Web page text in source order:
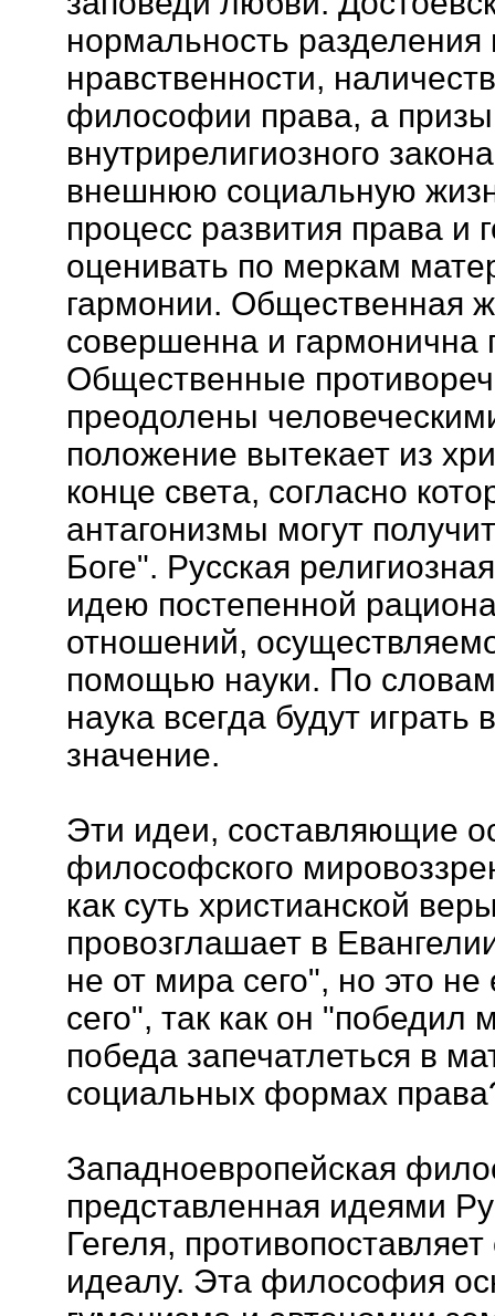
нормальность разделения
нравственности,
философии права, а
внутрирелигиозного
внешнюю социальную
процесс развития права и
оценивать по меркам
гармонии. Общественная
совершенна и гармонична
Общественные
преодолены
положение вытекает из
конце света, согласно
антагонизмы могут
Боге". Русская
идею постепенной
отношений,
помощью науки. По словам
наука всегда будут играть
значение.
Эти идеи, составляющие
философского
как суть христианской
провозглашает в
не от мира сего", но это
сего", так как он "победил
победа запечатлеться в
социальных формах
Западноевропейская
представленная идеями
Гегеля,
идеалу. Эта философия